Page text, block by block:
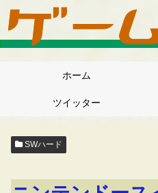
ホーム
ツイッター
SWハード